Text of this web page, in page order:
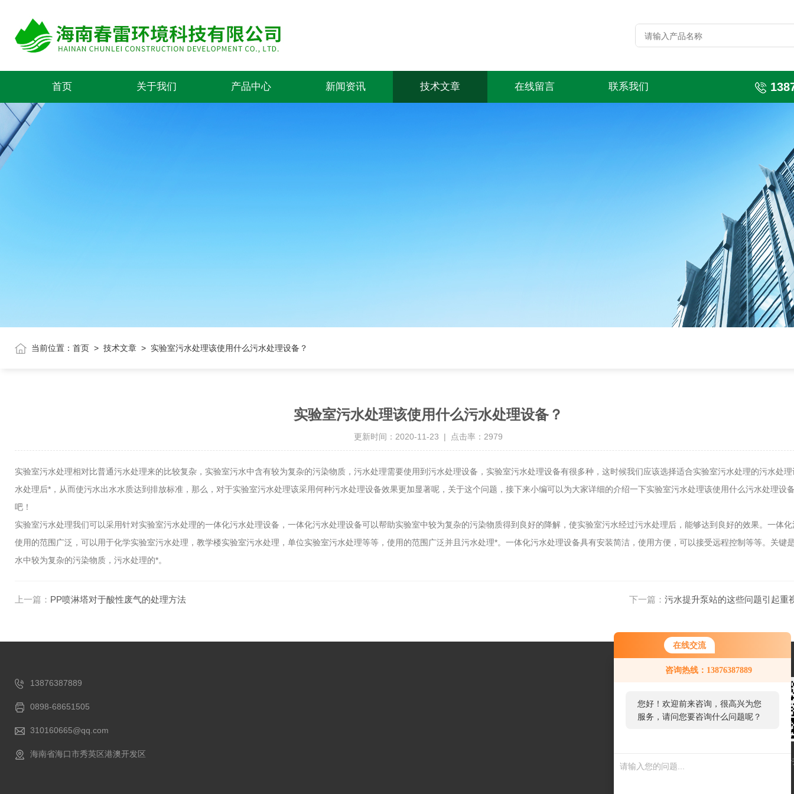
在线交流
咨询热线：13876387889
您好！欢迎前来咨询，很高兴为您
服务，请问您要咨询什么问题呢？
首页 关于我们 产品中心 新闻资讯 技术文章 在线留言 联系我们
当前位置： 首页 > 技术文章 > 实验室污水处理该使用什么污水处理设备？
实验室污水处理该使用什么污水处理设备？
更新时间：2020-11-23 | 点击率：2979
实验室污水处理相对比普通污水处理来的比较复杂，实验室污水中含有较为复杂的污染物质，污水处理需要使用到污水处理设备，实验室污水处理设备有很多种，这时候我们应该选择适合实验室污水处理的污水处
水处理后*，从而使污水出水水质达到排放标准，那么，对于实验室污水处理该采用何种污水处理设备效果更加显著呢，关于这个问题，接下来小编可以为大家详细的介绍一下实验室污水处理该使用什么污水处理设
吧！
实验室污水处理我们可以采用针对实验室污水处理的一体化污水处理设备，一体化污水处理设备可以帮助实验室中较为复杂的污染物质得到良好的降解，使实验室污水经过污水处理后，能够达到良好的效果。一体
使用的范围广泛，可以用于化学实验室污水处理，教学楼实验室污水处理，单位实验室污水处理等等，使用的范围广泛并且污水处理*。一体化污水处理设备具有安装简洁，使用方便，可以接受远程控制等等。关键
水中较为复杂的污染物质，污水处理的*。
上一篇： PP喷淋塔对于酸性废气的处理方法 下一篇： 污水提升泵站的这些问题引起重
13876387889
0898-68651505
310160665@qq.com
海南省海口市秀英区港澳开发区
扫